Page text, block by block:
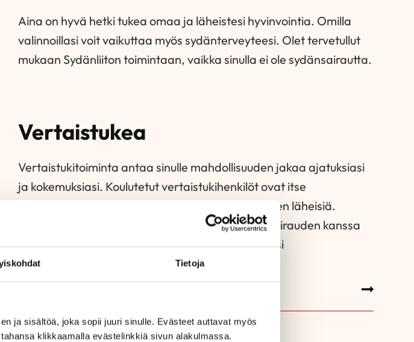
Tietoja
ja sisältöä, joka sopii juuri sinulle. Evästeet auttavat myös
klikkaamalla evästelinkkiä sivun alakulmassa.
Aina on hyvä hetki tukea omaa ja läheistesi hyvinvointia. Omilla
valinnoillasi voit vaikuttaa myös sydänterveyteesi. Olet tervetullut
mukaan Sydänliiton toimintaan, vaikka sinulla ei ole sydänsairautta.
Vertaistukea
Vertaistukitoiminta antaa sinulle mahdollisuuden jakaa ajatuksiasi
ja kokemuksiasi. Koulutetut vertaistukihenkilöt ovat itse
sairastuneet sydänsairauteen tai ovat sairastuneen läheisiä.
Heidän kanssaan voit jutella sairastumisesta ja sairauden kanssa
elämisestä. Sopivan vertaistukihenkilön löydät Etsi
vertaistukihenkilö -hakupalvelusta.